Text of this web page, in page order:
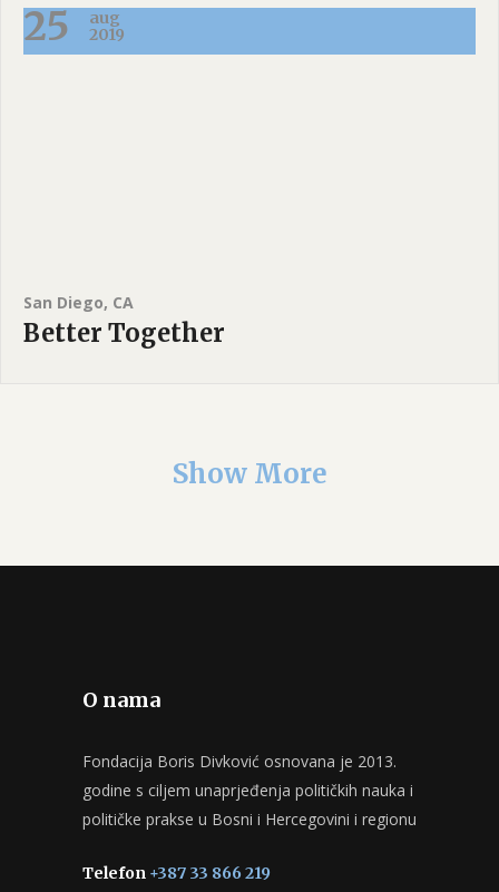
25
aug
2019
San Diego, CA
Better Together
Show More
O nama
Fondacija Boris Divković osnovana je 2013.
godine s ciljem unaprjeđenja političkih nauka i
političke prakse u Bosni i Hercegovini i regionu
Telefon +387 33 866 219